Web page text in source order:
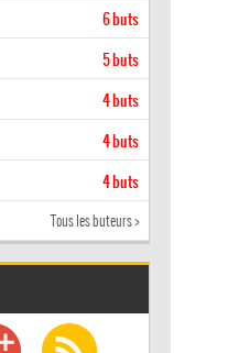
6 buts
5 buts
4 buts
4 buts
4 buts
Tous les buteurs >